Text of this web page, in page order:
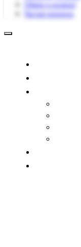
Бесплатная
Обмен и возврат
Частые вопросы